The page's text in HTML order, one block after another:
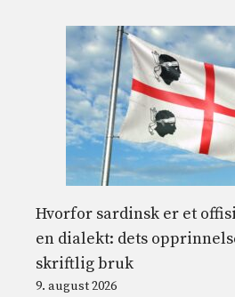
Hvorfor sardinsk er et
en dialekt: dets
skriftlig bruk
9. august 2026